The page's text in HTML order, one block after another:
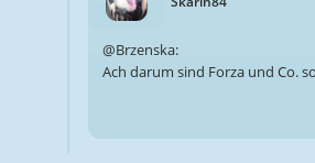
@Brzenska:
Ach darum sind Forza und Co.